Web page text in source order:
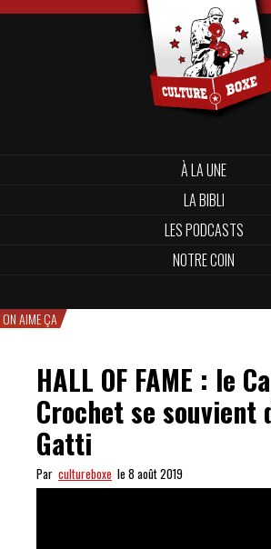
À LA UNE
LA BIBLI
LES PODCASTS
NOTRE COIN
ON AIME ÇA
HALL OF FAME : le
Crochet se souvient
Gatti
Par cultureboxe le 8 août 2019